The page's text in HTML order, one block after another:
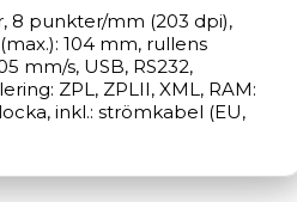
8 punkter/mm (203 dpi),
104 mm, rullens
mm/s, USB, RS232,
ZPL, ZPLII, XML, RAM:
inkl.: strömkabel (EU,